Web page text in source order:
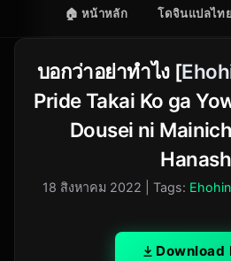
🏠 หน้าหลัก โดจินแปลไทย
บอกว่าอย่าทำไง [
Pride Takai Ko ga
Dousei ni
18 สิงหาคม 2022 | Tags: Ehohin
Download